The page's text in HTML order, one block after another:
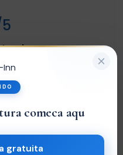
0 review
0
comeca aqui.
gratuita